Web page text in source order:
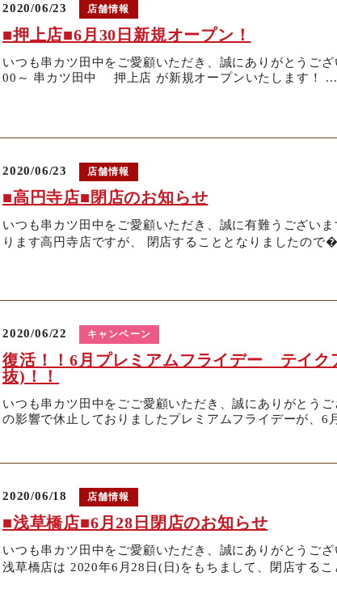
2020/06/23 店舗情報
■押上店■6月30日新規オープン！
いつも串カツ田中をご愛顧いただき、誠にありがとうご
00～ 串カツ田中 押上店 が新規オープンいたします！ ...
2020/06/23 店舗情報
■高円寺店■閉店のお知らせ
いつも串カツ田中をご愛顧いただき、誠に有難うござい
ります高円寺店ですが、 閉店することとなりましたので
2020/06/22 キャンペーン
復活！！6月プレミアムフライデー テイク
抜)！！
いつも串カツ田中をごご愛顧いただき、誠にありがとう
の影響で休止しておりましたプレミアムフライデーが、6
2020/06/18 店舗情報
■浅草橋店■6月28日閉店のお知らせ
いつも串カツ田中をご愛顧いただき、誠にありがとうござ
浅草橋店は 2020年6月28日(日)をもちまして、閉店する